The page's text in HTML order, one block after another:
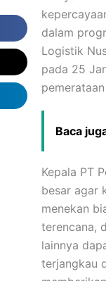
dalam
Logistik
pada 25
Baca
Kepala PT
besar agar
menekan
terencana,
lainnya
terjangkau